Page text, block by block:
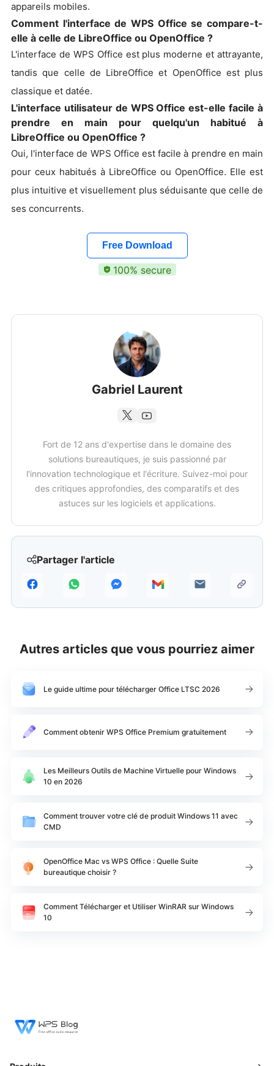
Partager l'article
appareils mobiles.
Comment l'interface de WPS Office se compare-t-
elle à celle de LibreOffice ou OpenOffice ?
L'interface de WPS Office est plus moderne et attrayante,
tandis que celle de LibreOffice et OpenOffice est plus
classique et datée.
L'interface utilisateur de WPS Office est-elle facile à
prendre en main pour quelqu'un habitué à
LibreOffice ou OpenOffice ?
Oui, l'interface de WPS Office est facile à prendre en main
pour ceux habitués à LibreOffice ou OpenOffice. Elle est
plus intuitive et visuellement plus séduisante que celle de
ses concurrents.
Free Download
100% secure
Gabriel Laurent
Fort de 12 ans d'expertise dans le domaine des
solutions bureautiques, je suis passionné par
l'innovation technologique et l'écriture. Suivez-moi pour
des critiques approfondies, des comparatifs et des
astuces sur les logiciels et applications.
Autres articles que vous pourriez aimer
Le guide ultime pour télécharger Office LTSC 2026
Comment obtenir WPS Office Premium gratuitement
Les Meilleurs Outils de Machine Virtuelle pour Windows
10 en 2026
Comment trouver votre clé de produit Windows 11 avec
CMD
OpenOffice Mac vs WPS Office : Quelle Suite
bureautique choisir ?
Comment Télécharger et Utiliser WinRAR sur Windows
10